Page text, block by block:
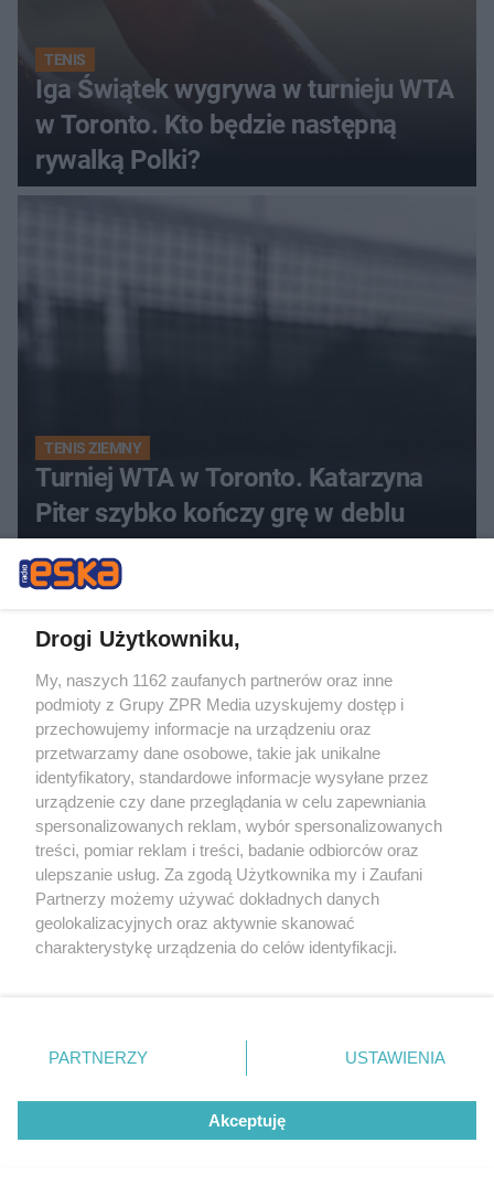
TENIS
Iga Świątek wygrywa w turnieju WTA
w Toronto. Kto będzie następną
rywalką Polki?
TENIS ZIEMNY
Turniej WTA w Toronto. Katarzyna
Piter szybko kończy grę w deblu
ŚMIERĆ BRAMKARZA
Nie żyje Mateusz Bąk. Żona
zmarłego piłkarza zamieściła
łamiący serce wpis
ZOBACZ WIĘCEJ
Drogi Użytkowniku,
My, naszych 1162 zaufanych partnerów oraz inne
podmioty z Grupy ZPR Media uzyskujemy dostęp i
przechowujemy informacje na urządzeniu oraz
przetwarzamy dane osobowe, takie jak unikalne
identyfikatory, standardowe informacje wysyłane przez
urządzenie czy dane przeglądania w celu zapewniania
spersonalizowanych reklam, wybór spersonalizowanych
treści, pomiar reklam i treści, badanie odbiorców oraz
ulepszanie usług. Za zgodą Użytkownika my i Zaufani
Partnerzy możemy używać dokładnych danych
geolokalizacyjnych oraz aktywnie skanować
charakterystykę urządzenia do celów identyfikacji.
zmienić/wycofać klikając przycisk ustawień prywatności
znajdujący się w lewym dolnym rogu strony
rodzaje przetwarzania danych nie wymagają zgody
użytkownika, ale masz prawo sprzeciwić się takiemu
przetwarzaniu. Preferencje będą miały zastosowanie tylko
PARTNERZY USTAWIENIA
Akceptuję